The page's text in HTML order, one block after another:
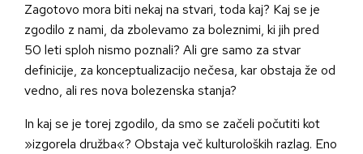
Zagotovo mora biti nekaj na stvari, toda kaj? Kaj se je
zgodilo z nami, da zbolevamo za boleznimi, ki jih pred
50 leti sploh nismo poznali? Ali gre samo za stvar
definicije, za konceptualizacijo nečesa, kar obstaja že od
vedno, ali res nova bolezenska stanja?
In kaj se je torej zgodilo, da smo se začeli počutiti kot
»izgorela družba«? Obstaja več kulturoloških razlag. Eno